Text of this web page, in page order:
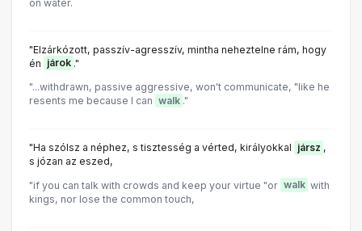
on water.
"Elzárkózott, passzív-agresszív, mintha neheztelne rám, hogy
én járok ."
"...withdrawn, passive aggressive, won't communicate, "like he
resents me because I can walk ."
"Ha szólsz a néphez, s tisztesség a vérted, királyokkal jársz ,
s józan az eszed,
"if you can talk with crowds and keep your virtue "or walk with
kings, nor lose the common touch,